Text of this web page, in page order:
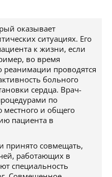
оказывает
ситуациях. Его
к жизни, если
во время
проводятся
больного
сердца. Врач-
по
и общего
пациента в
принято совмещать,
работающих в
специальность